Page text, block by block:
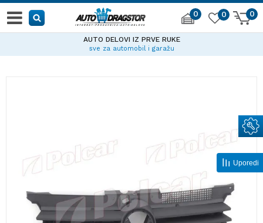
0 0
0
AUTO DELOVI IZ PRVE RUKE
sve za automobil i garažu
Uporedi